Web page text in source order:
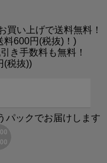
買い上げで送料無料！
料600円(税抜)！)
き手数料も無料！
(税抜))
パックでお届けします